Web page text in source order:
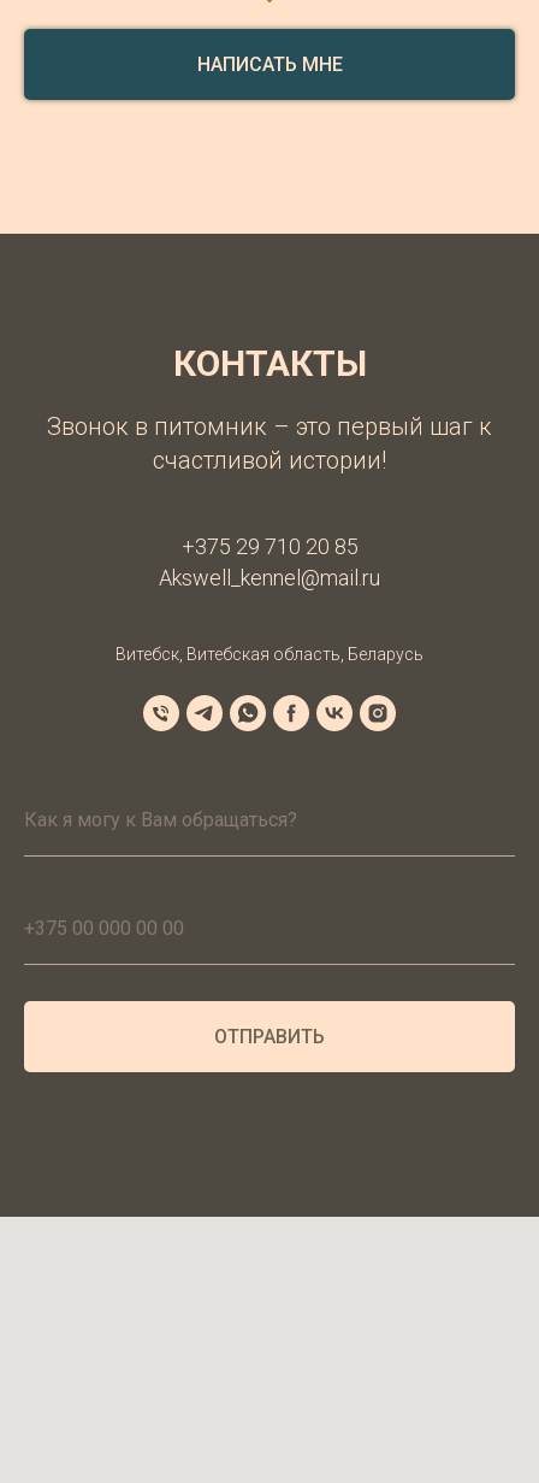
НАПИСАТЬ МНЕ
КОНТАКТЫ
Звонок в питомник – это первый шаг к
счастливой истории!
+375 29 710 20 85
Akswell_kennel@mail.ru
Витебск, Витебская область, Беларусь
ОТПРАВИТЬ